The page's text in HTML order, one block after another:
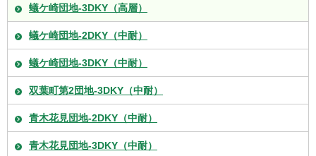
蟻ケ崎団地-3DKY（高層）
蟻ケ崎団地-2DKY（中耐）
蟻ケ崎団地-3DKY（中耐）
双葉町第2団地-3DKY（中耐）
青木花見団地-2DKY（中耐）
青木花見団地-3DKY（中耐）